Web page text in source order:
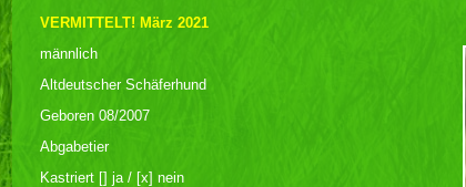
VERMITTELT! März 2021
männlich
Altdeutscher Schäferhund
Geboren 08/2007
Abgabetier
Kastriert [] ja / [x] nein